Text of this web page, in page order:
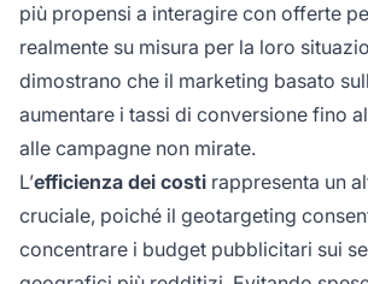
più propensi a interagire con offerte
realmente su misura per la loro
dimostrano che il marketing basato
aumentare i tassi di conversione fino
alle campagne non mirate.
L’efficienza dei costi rappresenta un
cruciale, poiché il geotargeting
concentrare i budget pubblicitari sui